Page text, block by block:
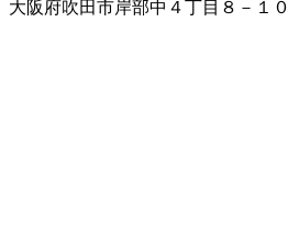
大阪府吹田市岸部中４丁目８－１０